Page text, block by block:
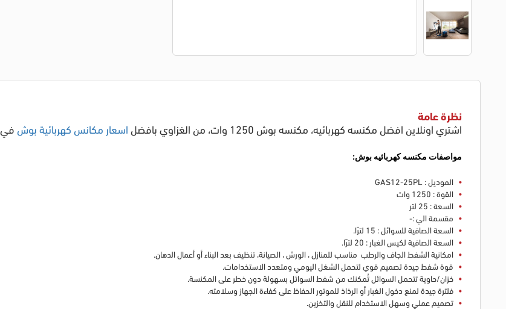
نظرة عامة
اشتري اونلاين افضل مكنسه كهربائيه، مكنسه بوش 1250 وات، من الغزاوي بافضل
اسعار مكانس كهربائية بوش
مواصفات مكنسه كهربائيه بوش:
الموديل : GAS12-25PL
القوة : 1250 وات
السعة : 25 لتر
مقسمة الي :-
السعة الصافية للسوائل : 15 لترًا.
السعة الصافية لكيس الغبار : 20 لترًا.
امكانية الشفط الجاف والرطب مناسب للمنازل ، الورش ، الصيانة، تنظيف بعد البناء أو أعمال الدهان.
قوة شفط جيدة تصميم قوي لتحمل الشغل اليومي ومتعدد الاستخدامات.
خزان/حاوية تتحمل السوائل تُمكنك من شفط السوائل بسهولة دون خطر على المكنسة.
فلترة جيدة لمنع دخول الغبار أو الرذاذ للموتور الحفاظ على كفاءة الجهاز وسلامته.
تصميم عملي وسهل الاستخدام للنقل والتخزين.